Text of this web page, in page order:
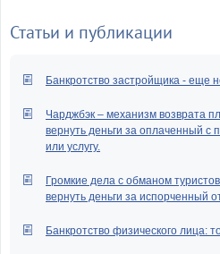
Статьи и публикации
Банкротство застройщика - еще
Чарджбэк – механизм возврата
вернуть деньги за оплаченный
или услугу.
Громкие дела с обманом
вернуть деньги за испорченный
Банкротство физического лица: